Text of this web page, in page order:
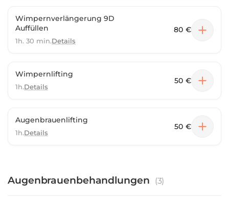
Wimpernverlängerung 9D
Auffüllen
1h. 30 min.Details
80 €
Wimpernlifting
1h.Details
50 €
Augenbrauenlifting
1h.Details
50 €
Augenbrauenbehandlungen (3)